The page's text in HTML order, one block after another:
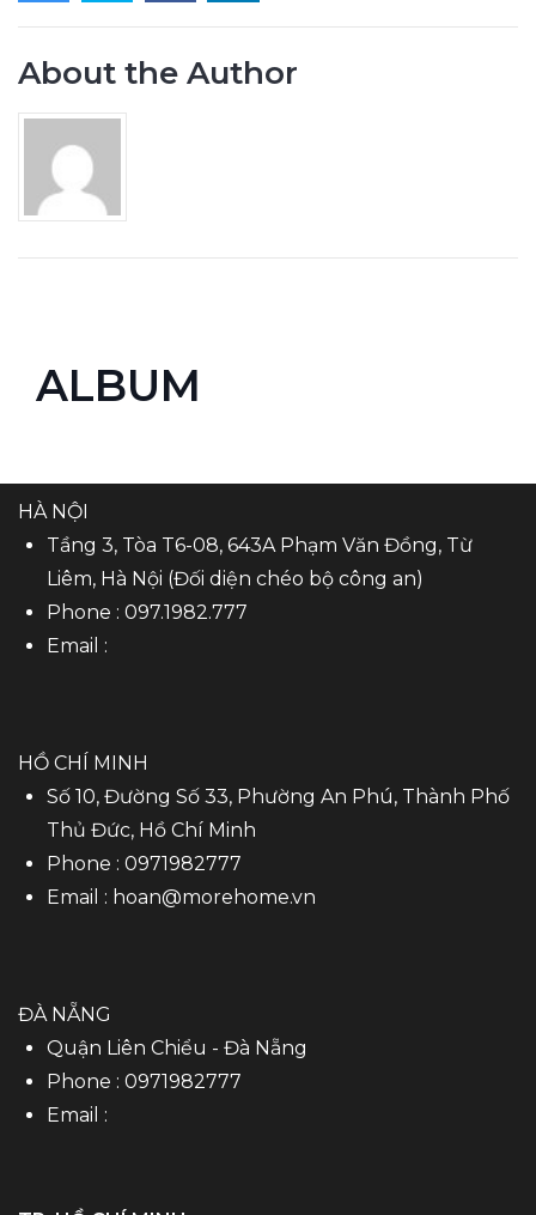
About the Author
ALBUM
HÀ NỘI
Tầng 3, Tòa T6-08, 643A Phạm Văn Đồng, Từ
Liêm, Hà Nội (Đối diện chéo bộ công an)
Phone : 097.1982.777
Email :
HỒ CHÍ MINH
Số 10, Đường Số 33, Phường An Phú, Thành Phố
Thủ Đức, Hồ Chí Minh
Phone : 0971982777
Email : hoan@morehome.vn
ĐÀ NẴNG
Quận Liên Chiểu - Đà Nẵng
Phone : 0971982777
Email :